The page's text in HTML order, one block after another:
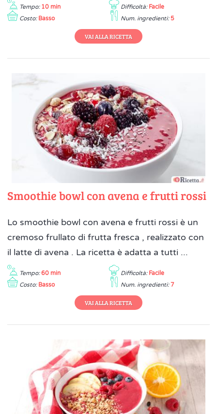
Tempo: 10 min Difficoltà: Facile
Costo: Basso Num. ingredienti: 5
VAI ALLA RICETTA
Smoothie bowl con avena e frutti rossi
Lo smoothie bowl con avena e frutti rossi è un
cremoso frullato di frutta fresca , realizzato con
il latte di avena . La ricetta è adatta a tutti ...
Tempo: 60 min Difficoltà: Facile
Costo: Basso Num. ingredienti: 7
VAI ALLA RICETTA